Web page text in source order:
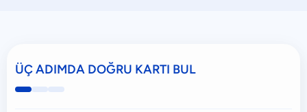
ÜÇ ADIMDA DOĞRU KARTI BUL